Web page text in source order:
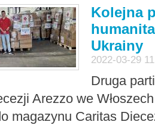
Kolejna
Ukrainy
2022-03-29
Druga
Arezzo we
magazynu Caritas